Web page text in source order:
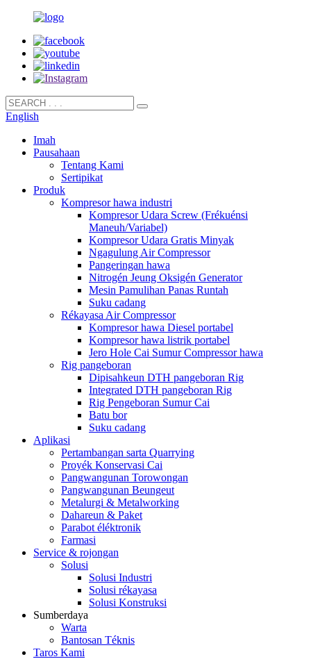
English
Imah
Pausahaan
Tentang Kami
Sertipikat
Produk
Kompresor hawa industri
Kompresor Udara Screw (Frékuénsi
Maneuh/Variabel)
Kompresor Udara Gratis Minyak
Ngagulung Air Compressor
Pangeringan hawa
Nitrogén Jeung Oksigén Generator
Mesin Pamulihan Panas Runtah
Suku cadang
Rékayasa Air Compressor
Kompresor hawa Diesel portabel
Kompresor hawa listrik portabel
Jero Hole Cai Sumur Compressor hawa
Rig pangeboran
Dipisahkeun DTH pangeboran Rig
Integrated DTH pangeboran Rig
Rig Pengeboran Sumur Cai
Batu bor
Suku cadang
Aplikasi
Pertambangan sarta Quarrying
Proyék Konservasi Cai
Pangwangunan Torowongan
Pangwangunan Beungeut
Metalurgi & Metalworking
Dahareun & Paket
Parabot éléktronik
Farmasi
Service & rojongan
Solusi
Solusi Industri
Solusi rékayasa
Solusi Konstruksi
Sumberdaya
Warta
Bantosan Téknis
Taros Kami